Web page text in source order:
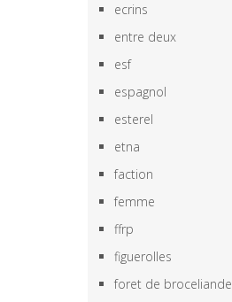
ecrins
entre deux
esf
espagnol
esterel
etna
faction
femme
ffrp
figuerolles
foret de broceliande